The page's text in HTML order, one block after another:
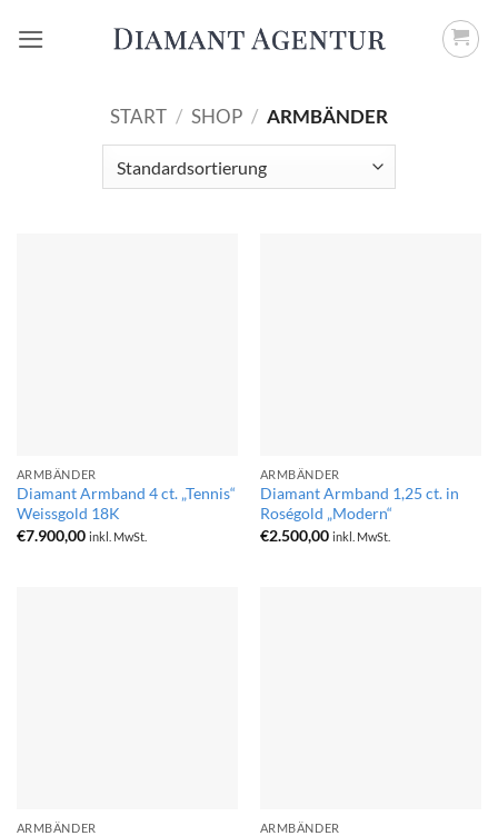
Inhalt
START / SHOP / ARMBÄNDER
ARMBÄNDER
Diamant Armband 4 ct. „Tennis“
Weissgold 18K
€7.900,00 inkl. MwSt.
ARMBÄNDER
Diamant Armband 1,25 ct. in
Roségold „Modern“
€2.500,00 inkl. MwSt.
ARMBÄNDER ARMBÄNDER